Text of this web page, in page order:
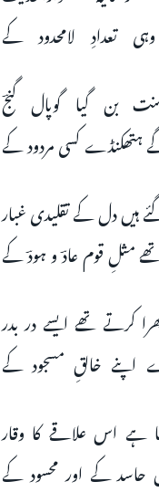
تعدادِ لامحدود کے
بن گیا گوپال گنجؔ
ہتھکنڈے کسی مردود کے
ہیں دل کے تقلیدی غبار
مثلِ قوم عادؔ و ہودؔ کے
کرتے تھے ایسے در بدر
اپنے خالقِ مسجود کے
ہے اس علاقے کا وقار
کے اور محسود کے